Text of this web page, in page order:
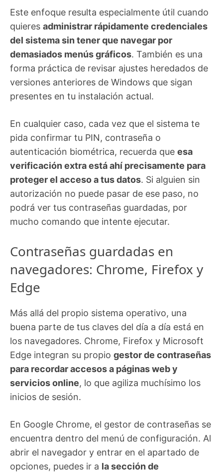
Este enfoque resulta especialmente útil cuando
quieres administrar rápidamente credenciales
del sistema sin tener que navegar por
demasiados menús gráficos. También es una
forma práctica de revisar ajustes heredados de
versiones anteriores de Windows que sigan
presentes en tu instalación actual.
En cualquier caso, cada vez que el sistema te
pida confirmar tu PIN, contraseña o
autenticación biométrica, recuerda que esa
verificación extra está ahí precisamente para
proteger el acceso a tus datos. Si alguien sin
autorización no puede pasar de ese paso, no
podrá ver tus contraseñas guardadas, por
mucho comando que intente ejecutar.
Contraseñas guardadas en
navegadores: Chrome, Firefox y
Edge
Más allá del propio sistema operativo, una
buena parte de tus claves del día a día está en
los navegadores. Chrome, Firefox y Microsoft
Edge integran su propio gestor de contraseñas
para recordar accesos a páginas web y
servicios online, lo que agiliza muchísimo los
inicios de sesión.
En Google Chrome, el gestor de contraseñas se
encuentra dentro del menú de configuración. Al
abrir el navegador y entrar en el apartado de
opciones, puedes ir a la sección de